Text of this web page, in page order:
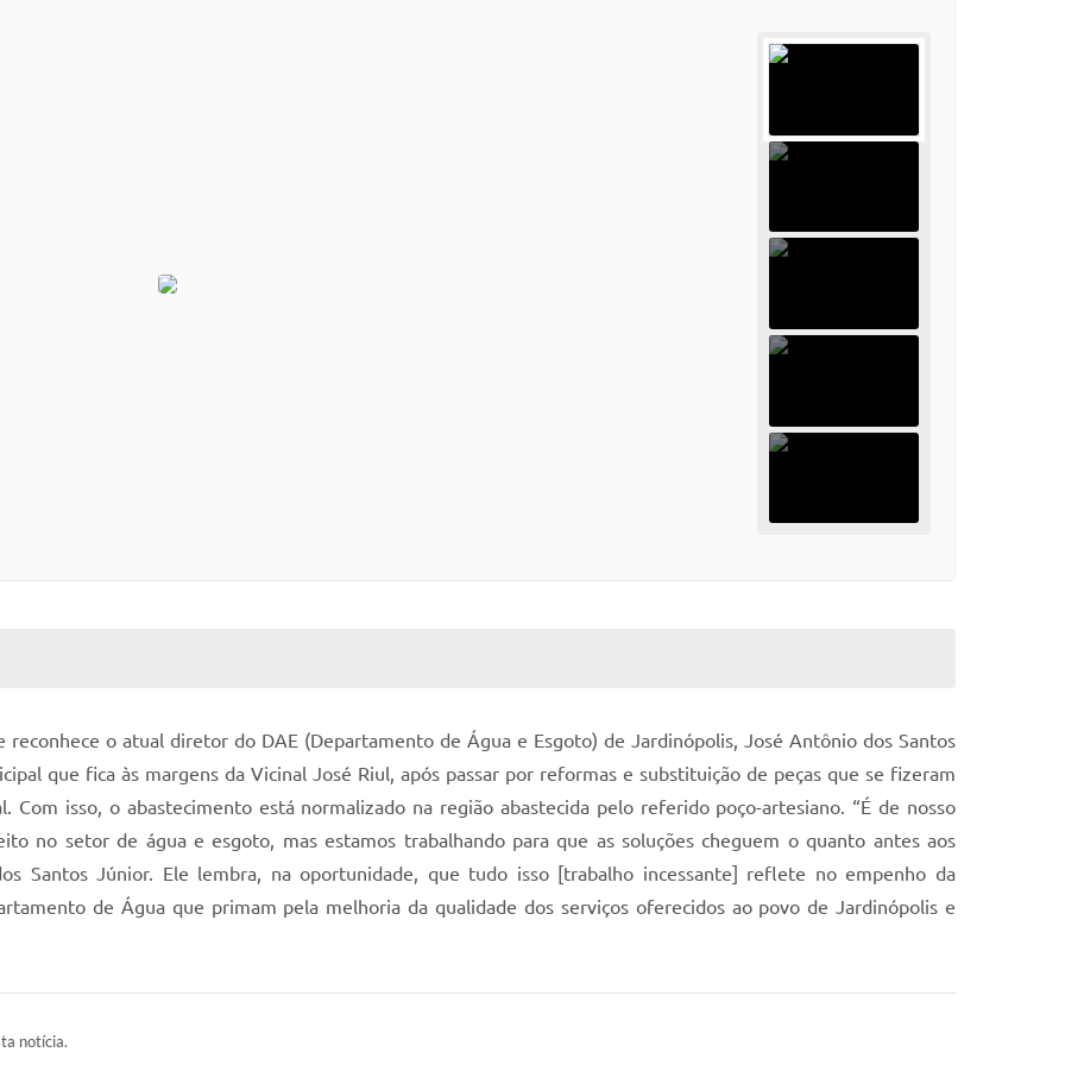
o atual diretor do DAE (Departamento de Água e Esgoto) de Jardinópolis, José Antônio dos Santos
que fica às margens da Vicinal José Riul, após passar por reformas e substituição de peças que se fizeram
Com isso, o abastecimento está normalizado na região abastecida pelo referido poço-artesiano. “É de nosso
no setor de água e esgoto, mas estamos trabalhando para que as soluções cheguem o quanto antes aos
Santos Júnior. Ele lembra, na oportunidade, que tudo isso [trabalho incessante] reflete no empenho da
de Água que primam pela melhoria da qualidade dos serviços oferecidos ao povo de Jardinópolis e
notícia.